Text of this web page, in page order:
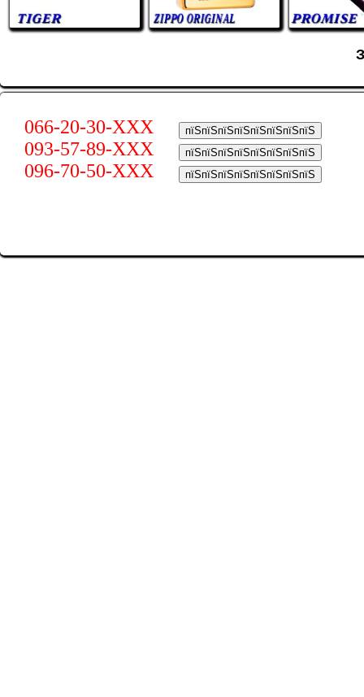
пїЅпїЅпїЅпїЅпїЅпїЅпїЅпїЅ
066-20-30-XXX
пїЅпїЅпїЅпїЅпїЅпїЅпїЅпїЅ
093-57-89-XXX
пїЅпїЅпїЅпїЅпїЅпїЅпїЅпїЅ
096-70-50-XXX